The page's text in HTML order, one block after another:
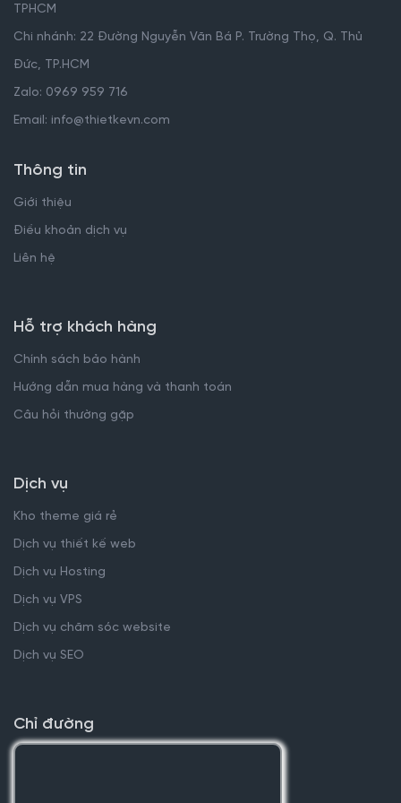
TPHCM
Chi nhánh: 22 Đường Nguyễn Văn Bá P. Trường Thọ, Q. Thủ
Đức, TP.HCM
Zalo: 0969 959 716
Email: info@thietkevn.com
Thông tin
Giới thiệu
Điều khoản dịch vụ
Liên hệ
Hỗ trợ khách hàng
Chính sách bảo hành
Hướng dẫn mua hàng và thanh toán
Câu hỏi thường gặp
Dịch vụ
Kho theme giá rẻ
Dịch vụ thiết kế web
Dịch vụ Hosting
Dịch vụ VPS
Dịch vụ chăm sóc website
Dịch vụ SEO
Chỉ đường